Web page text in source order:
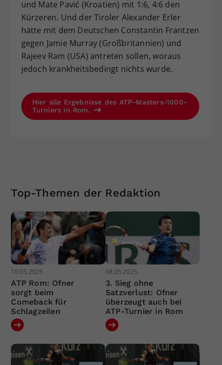
und Mate Pavić (Kroatien) mit 1:6, 4:6 den
Kürzeren. Und der Tiroler Alexander Erler
hätte mit dem Deutschen Constantin Frantzen
gegen Jamie Murray (Großbritannien) und
Rajeev Ram (USA) antreten sollen, woraus
jedoch krankheitsbedingt nichts wurde.
Hier alle Ergebnisse des ATP-Masters-1000-
Turniers in Rom.
Top-Themen der Redaktion
10.05.2025
ATP Rom: Ofner
sorgt beim
Comeback für
Schlagzeilen
08.05.2025
3. Sieg ohne
Satzverlust: Ofner
überzeugt auch bei
ATP-Turnier in Rom